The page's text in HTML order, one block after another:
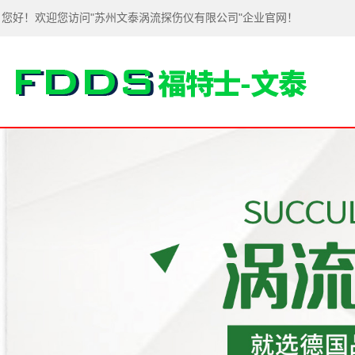
您好！欢迎您访问"苏州文泰涡流探伤仪有限公司"企业官网！